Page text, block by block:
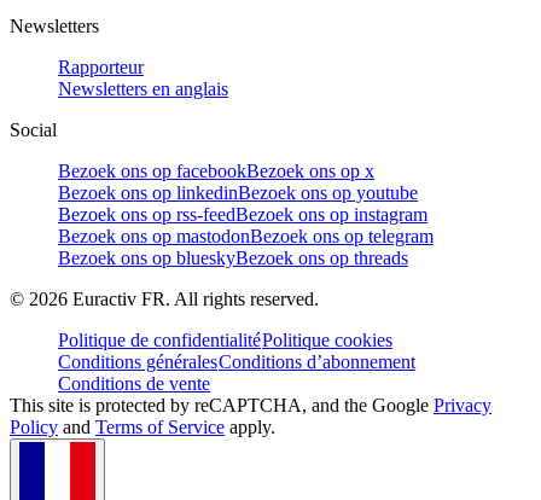
Newsletters
Rapporteur
Newsletters en anglais
Social
Bezoek ons op facebookBezoek ons op x
Bezoek ons op linkedinBezoek ons op youtube
Bezoek ons op rss-feedBezoek ons op instagram
Bezoek ons op mastodonBezoek ons op telegram
Bezoek ons op blueskyBezoek ons op threads
© 2026 Euractiv FR. All rights reserved.
Politique de confidentialitéPolitique cookies
Conditions généralesConditions d’abonnement
Conditions de vente
This site is protected by reCAPTCHA, and the Google Privacy
Policy and Terms of Service apply.